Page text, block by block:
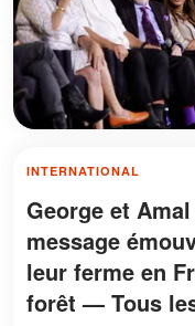
INTERNATIONAL
George et
message
leur ferme en
forêt — Tous